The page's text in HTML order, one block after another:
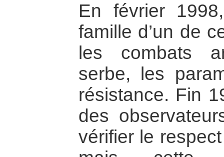
En février
famille d’un de
les combats
serbe, les
résistance. Fin
des
vérifier le